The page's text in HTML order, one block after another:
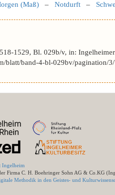
(Maß) – Notdurft –
1529, Bl. 029b/v, in:
blatt/band-4-bl-029bv/pagination/
Ingelheim
Firma C. H. Boehringer Sohn AG & Co.KG
Methodik in den Geistes- und